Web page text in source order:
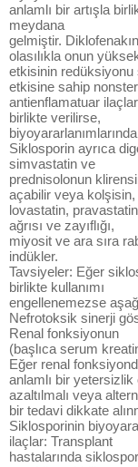
anlamlı bir artışla
meydana
gelmiştir.
olasılıkla onun
etkisinin
etkisine sahip
antienflamatuar
birlikte verilirse,
Siklosporin ayrıca
simvastatin ve
prednisolonun
açabilir veya kolşisin,
lovastatin,
ağrısı ve zayıflığı,
miyosit ve ara sıra
indükler.
Tavsiyeler: Eğer
birlikte kullanımı
engellenemezse
Nefrotoksik sinerji
Renal fonksiyonun
(başlıca serum
Eğer renal
anlamlı bir
azaltılmalı veya
bir tedavi dikkate
Siklosporinin
ilaçlar: Transplant
hastalarında